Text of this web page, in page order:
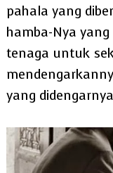
pahala yang
hamba-Nya
tenaga untuk
yang